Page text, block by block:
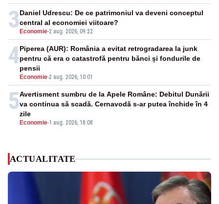
3 Economie-2 aug. 2026, 09:22
Daniel Udrescu: De ce patrimoniul va deveni conceptul
central al economiei viitoare?
4
Economie-2 aug. 2026, 10:01
Piperea (AUR): România a evitat retrogradarea la junk
pentru că era o catastrofă pentru bănci și fondurile de
pensii
5
Economie-1 aug. 2026, 18:08
Avertisment sumbru de la Apele Române: Debitul Dunării
va continua să scadă. Cernavodă s-ar putea închide în 4
zile
ACTUALITATE